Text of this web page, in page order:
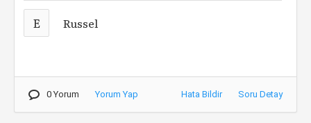
E Russel
0 Yorum Yorum Yap Hata Bildir Soru Detay